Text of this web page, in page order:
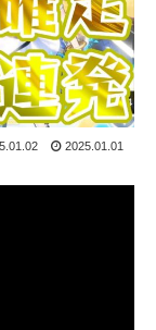
2025.01.01